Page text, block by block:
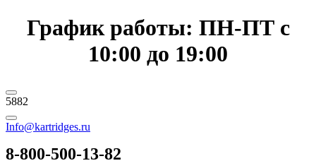
График работы: ПН-ПТ с
10:00 до 19:00
5882
Info@kartridges.ru
8-800-500-13-82